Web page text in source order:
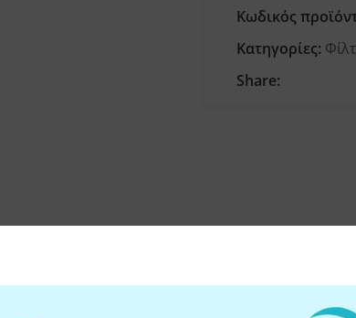
Κωδικός
Κατηγορίες:
Share: